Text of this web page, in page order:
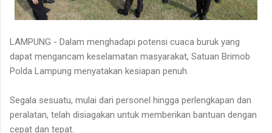
LAMPUNG - Dalam menghadapi potensi cuaca buruk yang
dapat mengancam keselamatan masyarakat, Satuan Brimob
Polda Lampung menyatakan kesiapan penuh.
Segala sesuatu, mulai dari personel hingga perlengkapan dan
peralatan, telah disiagakan untuk memberikan bantuan dengan
cepat dan tepat.